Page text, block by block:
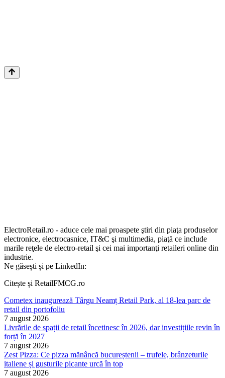
ElectroRetail.ro - aduce cele mai proaspete ştiri din piaţa produselor
electronice, electrocasnice, IT&C şi multimedia, piaţă ce include
marile reţele de electro-retail şi cei mai importanţi retaileri online din
industrie.
Ne găsești și pe LinkedIn:
Citește și RetailFMCG.ro
Cometex inaugurează Târgu Neamț Retail Park, al 18-lea parc de
retail din portofoliu
7 august 2026
Livrările de spații de retail încetinesc în 2026, dar investițiile revin în
forță în 2027
7 august 2026
Zest Pizza: Ce pizza mănâncă bucureștenii – trufele, brânzeturile
italiene și gusturile picante urcă în top
7 august 2026